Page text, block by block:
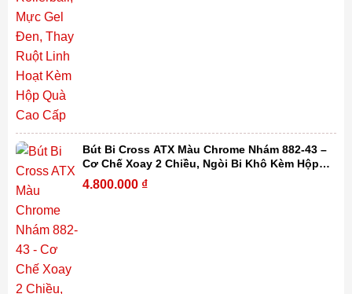
Bút Bi Cross ATX Màu Chrome Nhám 882-43 –
Cơ Chế Xoay 2 Chiều, Ngòi Bi Khô Kèm Hộp
Quà Cao Cấp
4.800.000 ₫